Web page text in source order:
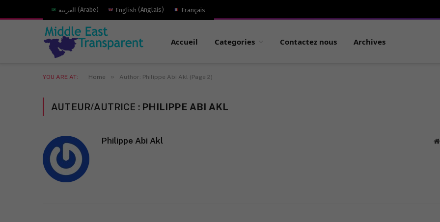
العربية (Arabe) English (Anglais) Français
Accueil Categories Contactez nous Archives
YOU ARE AT: Home » Author: Philippe Abi Akl (Page 2)
AUTEUR/AUTRICE : PHILIPPE ABI AKL
Philippe Abi Akl